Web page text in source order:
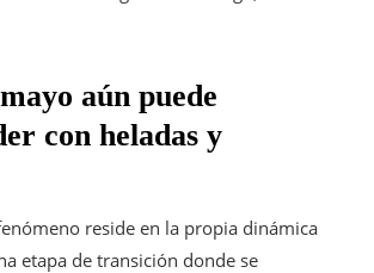
aún puede
con heladas y
reside en la propia dinámica
etapa de transición donde se